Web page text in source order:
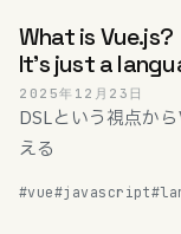
What is Vue.js?
It's just a
2025年12月23日
DSLという視点か
える
#vue#javascript